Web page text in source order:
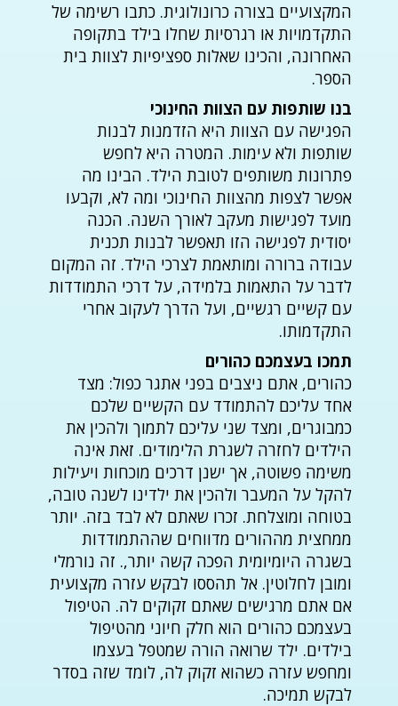
המקצועיים בצורה כרונולוגית. כתבו רשימה של
התקדמויות או רגרסיות שחלו בילד בתקופה
האחרונה, והכינו שאלות ספציפיות לצוות בית
הספר.
בנו שותפות עם הצוות החינוכי
הפגישה עם הצוות היא הזדמנות לבנות
שותפות ולא עימות. המטרה היא לחפש
פתרונות משותפים לטובת הילד. הבינו מה
אפשר לצפות מהצוות החינוכי ומה לא, וקבעו
מועד לפגישות מעקב לאורך השנה. הכנה
יסודית לפגישה הזו תאפשר לבנות תכנית
עבודה ברורה ומותאמת לצרכי הילד. זה המקום
לדבר על התאמות בלמידה, על דרכי התמודדות
עם קשיים רגשיים, ועל הדרך לעקוב אחרי
התקדמותו.
תמכו בעצמכם כהורים
כהורים, אתם ניצבים בפני אתגר כפול: מצד
אחד עליכם להתמודד עם הקשיים שלכם
כמבוגרים, ומצד שני עליכם לתמוך ולהכין את
הילדים לחזרה לשגרת הלימודים. זאת אינה
משימה פשוטה, אך ישנן דרכים מוכחות ויעילות
להקל על המעבר ולהכין את ילדינו לשנה טובה,
בטוחה ומוצלחת. זכרו שאתם לא לבד בזה. יותר
ממחצית מההורים מדווחים שההתמודדות
בשגרה היומיומית הפכה קשה יותר,. זה נורמלי
ומובן לחלוטין. אל תהססו לבקש עזרה מקצועית
אם אתם מרגישים שאתם זקוקים לה. הטיפול
בעצמכם כהורים הוא חלק חיוני מהטיפול
בילדים. ילד שרואה הורה שמטפל בעצמו
ומחפש עזרה כשהוא זקוק לה, לומד שזה בסדר
לבקש תמיכה.